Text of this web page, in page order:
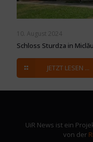
10. August 2024
Schloss Sturdza in
JETZT LESEN ...
UiR News ist ein
von der